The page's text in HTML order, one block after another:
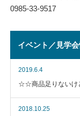
0985-33-9517
イベント／見学
2019.6.4
☆☆商品足りないけ
2018.10.25